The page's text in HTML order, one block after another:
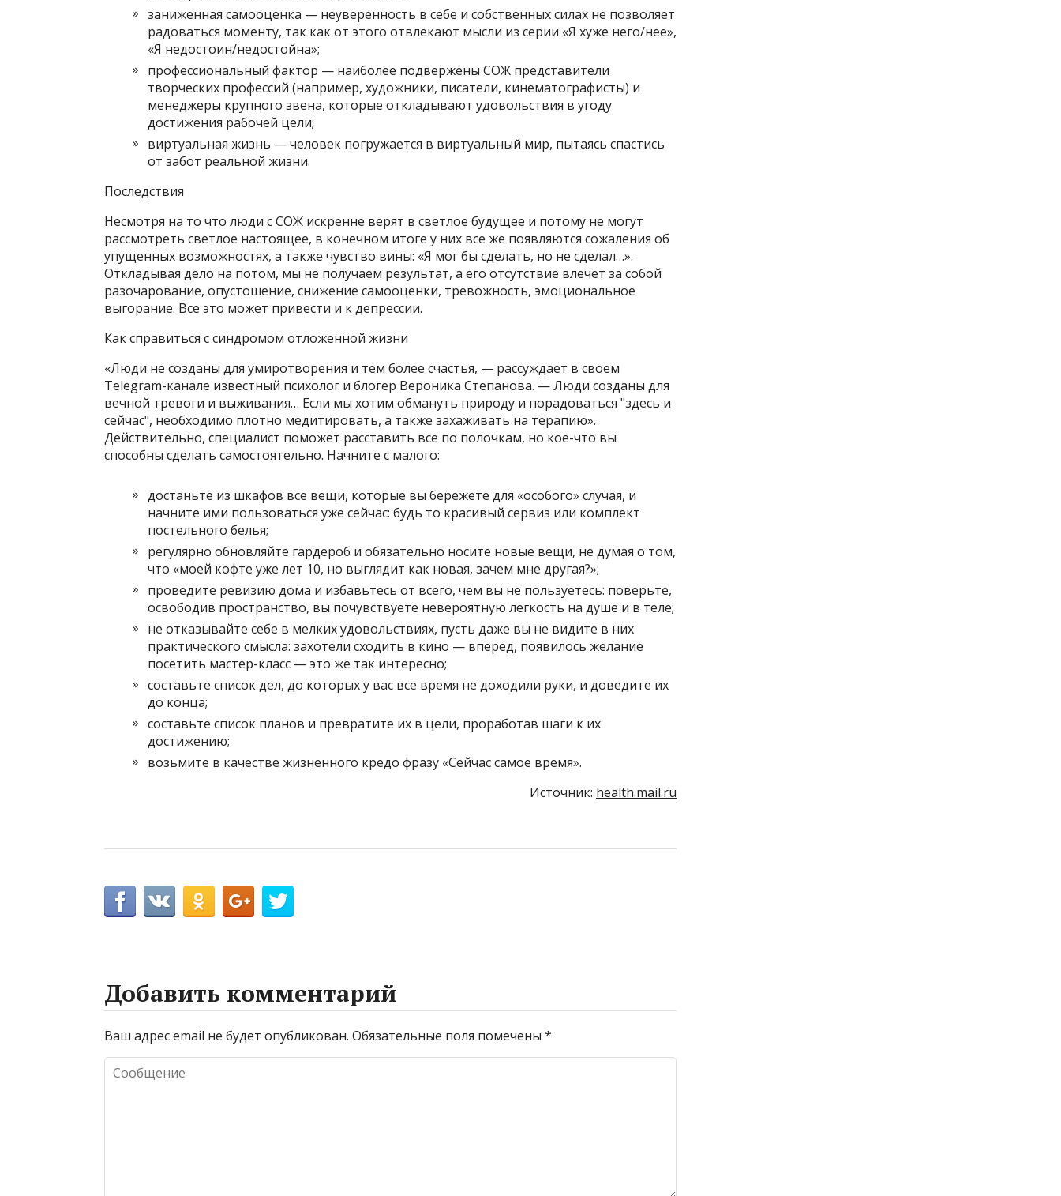
заниженная самооценка — неуверенность в себе и собственных силах не позволяет
радоваться моменту, так как от этого отвлекают мысли из серии «Я хуже него/нее»,
«Я недостоин/недостойна»;
профессиональный фактор — наиболее подвержены СОЖ представители
творческих профессий (например, художники, писатели, кинематографисты) и
менеджеры крупного звена, которые откладывают удовольствия в угоду
достижения рабочей цели;
виртуальная жизнь — человек погружается в виртуальный мир, пытаясь спастись
от забот реальной жизни.
Последствия
Несмотря на то что люди с СОЖ искренне верят в светлое будущее и потому не могут
рассмотреть светлое настоящее, в конечном итоге у них все же появляются сожаления об
упущенных возможностях, а также чувство вины: «Я мог бы сделать, но не сделал…».
Откладывая дело на потом, мы не получаем результат, а его отсутствие влечет за собой
разочарование, опустошение, снижение самооценки, тревожность, эмоциональное
выгорание. Все это может привести и к депрессии.
Как справиться с синдромом отложенной жизни
«Люди не созданы для умиротворения и тем более счастья, — рассуждает в своем
Telegram-канале известный психолог и блогер Вероника Степанова. — Люди созданы для
вечной тревоги и выживания… Если мы хотим обмануть природу и порадоваться "здесь и
сейчас", необходимо плотно медитировать, а также захаживать на терапию».
Действительно, специалист поможет расставить все по полочкам, но кое-что вы
способны сделать самостоятельно. Начните с малого:
достаньте из шкафов все вещи, которые вы бережете для «особого» случая, и
начните ими пользоваться уже сейчас: будь то красивый сервиз или комплект
постельного белья;
регулярно обновляйте гардероб и обязательно носите новые вещи, не думая о том,
что «моей кофте уже лет 10, но выглядит как новая, зачем мне другая?»;
проведите ревизию дома и избавьтесь от всего, чем вы не пользуетесь: поверьте,
освободив пространство, вы почувствуете невероятную легкость на душе и в теле;
не отказывайте себе в мелких удовольствиях, пусть даже вы не видите в них
практического смысла: захотели сходить в кино — вперед, появилось желание
посетить мастер-класс — это же так интересно;
составьте список дел, до которых у вас все время не доходили руки, и доведите их
до конца;
составьте список планов и превратите их в цели, проработав шаги к их
достижению;
возьмите в качестве жизненного кредо фразу «Сейчас самое время».
Источник: health.mail.ru
Добавить комментарий
Ваш адрес email не будет опубликован. Обязательные поля помечены *